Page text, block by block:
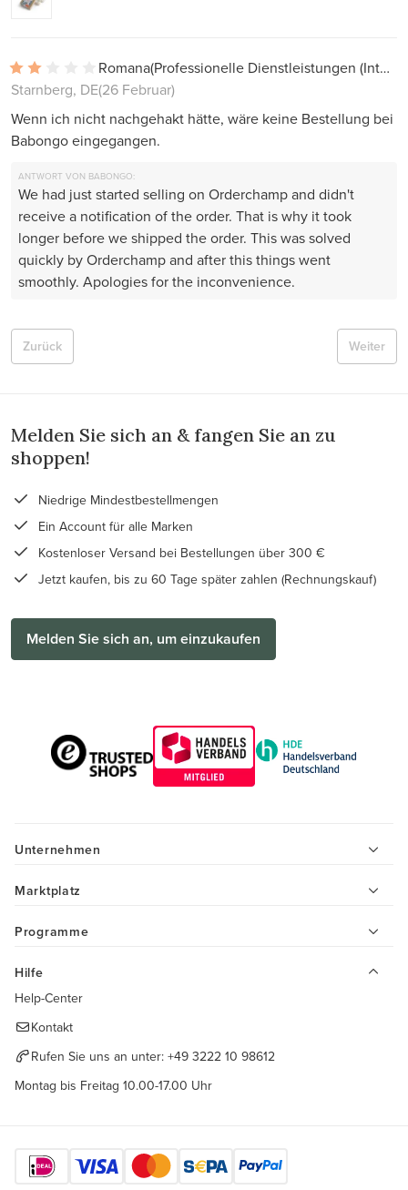
Romana
(Professionelle Dienstleistungen (Interieur, Projekte))
Starnberg, DE(26 Februar)
Wenn ich nicht nachgehakt hätte, wäre keine Bestellung bei
Babongo eingegangen.
ANTWORT VON BABONGO:
We had just started selling on Orderchamp and didn't
receive a notification of the order. That is why it took
longer before we shipped the order. This was solved
quickly by Orderchamp and after this things went
smoothly. Apologies for the inconvenience.
Weiter
Zurück
Melden Sie sich an & fangen Sie an zu
shoppen!
Niedrige Mindestbestellmengen
Ein Account für alle Marken
Kostenloser Versand bei Bestellungen über 300 €
Jetzt kaufen, bis zu 60 Tage später zahlen (Rechnungskauf)
Melden Sie sich an, um einzukaufen
Unternehmen
Marktplatz
Programme
Hilfe
Help-Center
Kontakt
Rufen Sie uns an unter: +49 3222 10 98612
Montag bis Freitag 10.00-17.00 Uhr